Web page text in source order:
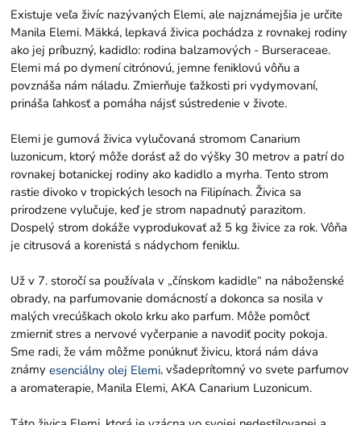
Existuje veľa živíc nazývaných Elemi, ale najznámejšia je určite
Manila Elemi. Mäkká, lepkavá živica pochádza z rovnakej rodiny
ako jej príbuzný, kadidlo: rodina balzamových - Burseraceae.
Elemi má po dymení citrónovú, jemne feniklovú vôňu a
povznáša nám náladu. Zmierňuje ťažkosti pri vydymovaní,
prináša ľahkosť a pomáha nájsť sústredenie v živote.
Elemi je gumová živica vylučovaná stromom Canarium
luzonicum, ktorý môže dorásť až do výšky 30 metrov a patrí do
rovnakej botanickej rodiny ako kadidlo a myrha. Tento strom
rastie divoko v tropických lesoch na Filipínach. Živica sa
prirodzene vylučuje, keď je strom napadnutý parazitom.
Dospelý strom dokáže vyprodukovať až 5 kg živice za rok. Vôňa
je citrusová a korenistá s nádychom feniklu.
Už v 7. storočí sa používala v „čínskom kadidle“ na náboženské
obrady, na parfumovanie domácností a dokonca sa nosila v
malých vrecúškach okolo krku ako parfum. Môže pomôcť
zmierniť stres a nervové vyčerpanie a navodiť pocity pokoja.
Sme radi, že vám môžme ponúknuť živicu, ktorá nám dáva
známyesenciálny olej Elemi, všadeprítomný vo svete parfumov
a aromaterapie, Manila Elemi, AKA Canarium Luzonicum.